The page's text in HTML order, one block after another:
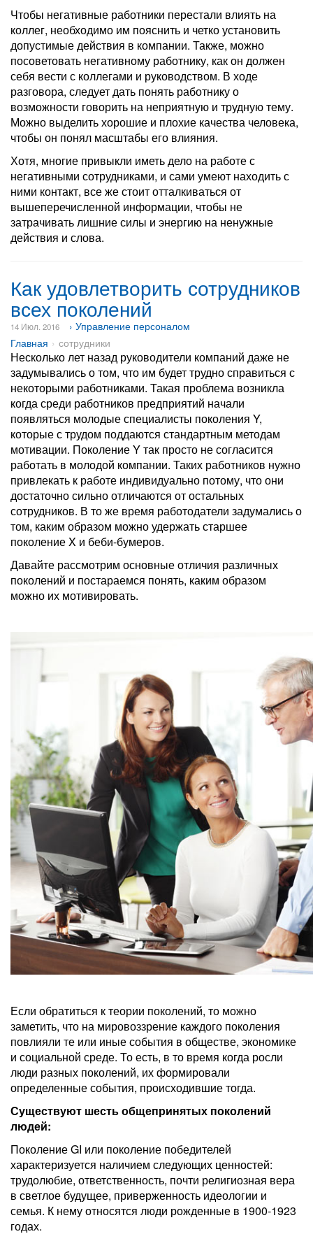
Чтобы негативные работники перестали влиять на
коллег, необходимо им пояснить и четко установить
допустимые действия в компании. Также, можно
посоветовать негативному работнику, как он должен
себя вести с коллегами и руководством. В ходе
разговора, следует дать понять работнику о
возможности говорить на неприятную и трудную тему.
Можно выделить хорошие и плохие качества человека,
чтобы он понял масштабы его влияния.
Хотя, многие привыкли иметь дело на работе с
негативными сотрудниками, и сами умеют находить с
ними контакт, все же стоит отталкиваться от
вышеперечисленной информации, чтобы не
затрачивать лишние силы и энергию на ненужные
действия и слова.
Как удовлетворить сотрудников
всех поколений
14 Июл. 2016
› Управление персоналом
Главная
сотрудники
Несколько лет назад руководители компаний даже не
задумывались о том, что им будет трудно справиться с
некоторыми работниками. Такая проблема возникла
когда среди работников предприятий начали
появляться молодые специалисты поколения Y,
которые с трудом поддаются стандартным методам
мотивации. Поколение Y так просто не согласится
работать в молодой компании. Таких работников нужно
привлекать к работе индивидуально потому, что они
достаточно сильно отличаются от остальных
сотрудников. В то же время работодатели задумались о
том, каким образом можно удержать старшее
поколение X и беби-бумеров.
Давайте рассмотрим основные отличия различных
поколений и постараемся понять, каким образом
можно их мотивировать.
Если обратиться к теории поколений, то можно
заметить, что на мировоззрение каждого поколения
повлияли те или иные события в обществе, экономике
и социальной среде. То есть, в то время когда росли
люди разных поколений, их формировали
определенные события, происходившие тогда.
Существуют шесть общепринятых поколений
людей:
Поколение GI или поколение победителей
характеризуется наличием следующих ценностей:
трудолюбие, ответственность, почти религиозная вера
в светлое будущее, приверженность идеологии и
семья. К нему относятся люди рожденные в 1900-1923
годах.